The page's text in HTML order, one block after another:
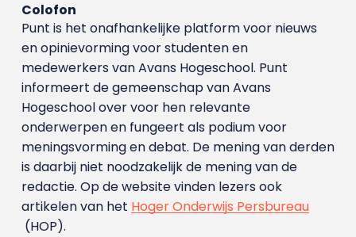
Colofon
Punt is het onafhankelijke platform voor nieuws
en opinievorming voor studenten en
medewerkers van Avans Hoge­school. Punt
informeert de gemeenschap van Avans
Hogeschool over voor hen relevante
onderwerpen en fungeert als podium voor
meningsvorming en debat. De mening van derden
is daarbij niet noodzakelijk de mening van de
redactie. Op de website vinden lezers ook
artikelen van het Hoger Onderwijs Persbureau
(HOP).